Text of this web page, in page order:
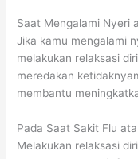
Saat Mengalami Nyeri
Jika kamu mengalami
melakukan relaksasi
meredakan
membantu
Pada Saat Sakit Flu
Melakukan relaksasi